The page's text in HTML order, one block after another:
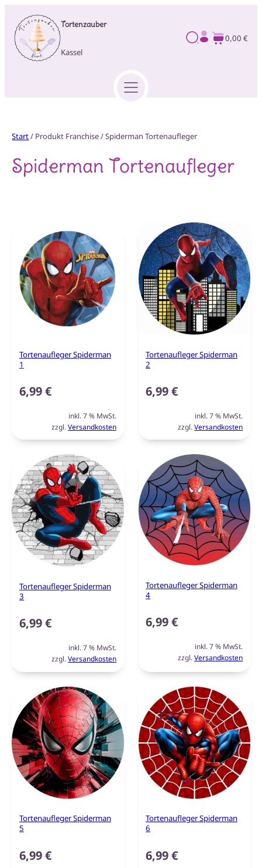
Zum
Inhalt
springen
Tortenzauber
Kassel
0,00 €
Start/ Produkt Franchise / Spiderman Tortenaufleger
Spiderman Tortenaufleger
Tortenaufleger Spiderman
1
6,99€
inkl. 7 % MwSt.
zzgl.Versandkosten
Tortenaufleger Spiderman
2
6,99€
inkl. 7 % MwSt.
zzgl.Versandkosten
Tortenaufleger Spiderman
3
6,99€
inkl. 7 % MwSt.
zzgl.Versandkosten
Tortenaufleger Spiderman
4
6,99€
inkl. 7 % MwSt.
zzgl.Versandkosten
Tortenaufleger Spiderman
5
6,99€
Tortenaufleger Spiderman
6
6,99€